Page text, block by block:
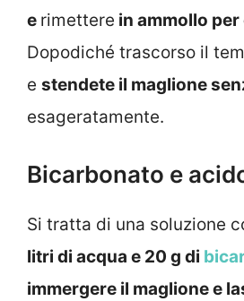
e rimettere in ammollo
Dopodiché trascorso il
e stendete il maglione
esageratamente.
Bicarbonato e
Si tratta di una soluzione
litri di acqua e 20 g di
immergere il maglione e